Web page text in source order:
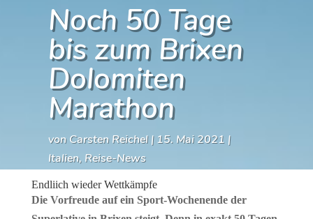
Noch 50 Tage
bis zum Brixen
Dolomiten
Marathon
von Carsten Reichel|15. Mai 2021|
Italien, Reise-News
Endliich wieder Wettkämpfe
Die Vorfreude auf ein Sport-Wochenende der